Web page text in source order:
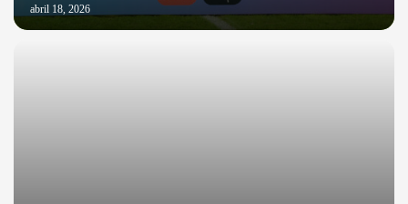
abril 18, 2026